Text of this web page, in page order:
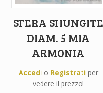
SFERA SHUNGITE
DIAM. 5 MIA
ARMONIA
Accedio Registratiper
vedere il prezzo!